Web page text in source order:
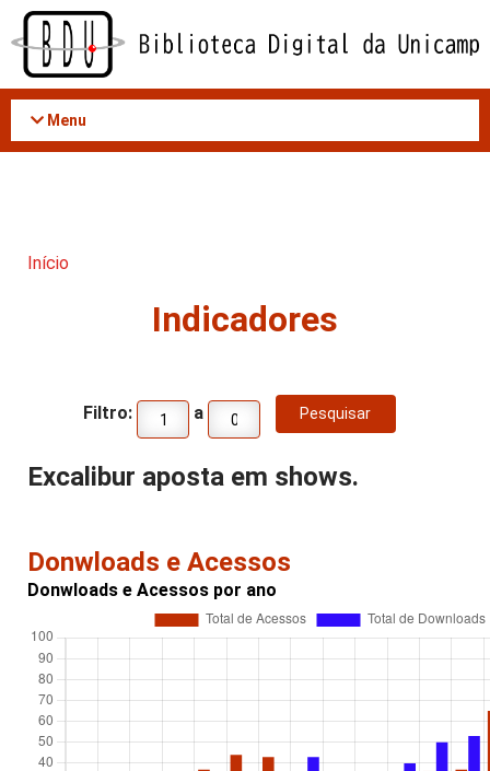
Acessar
conteúdo
Menu
Início
Indicadores
Filtro: a
Excalibur aposta em shows.
Donwloads e Acessos
Donwloads e Acessos por ano